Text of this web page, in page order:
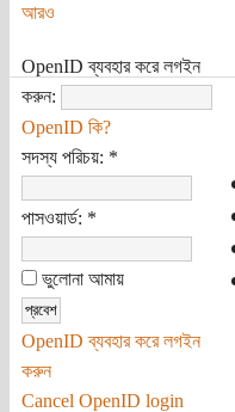
আরও
OpenID ব্যবহার করে লগইন
করুন:
OpenID কি?
সদস্য পরিচয়: *
পাসওয়ার্ড: *
ভুলোনা আমায়
OpenID ব্যবহার করে লগইন
করুন
Cancel OpenID login